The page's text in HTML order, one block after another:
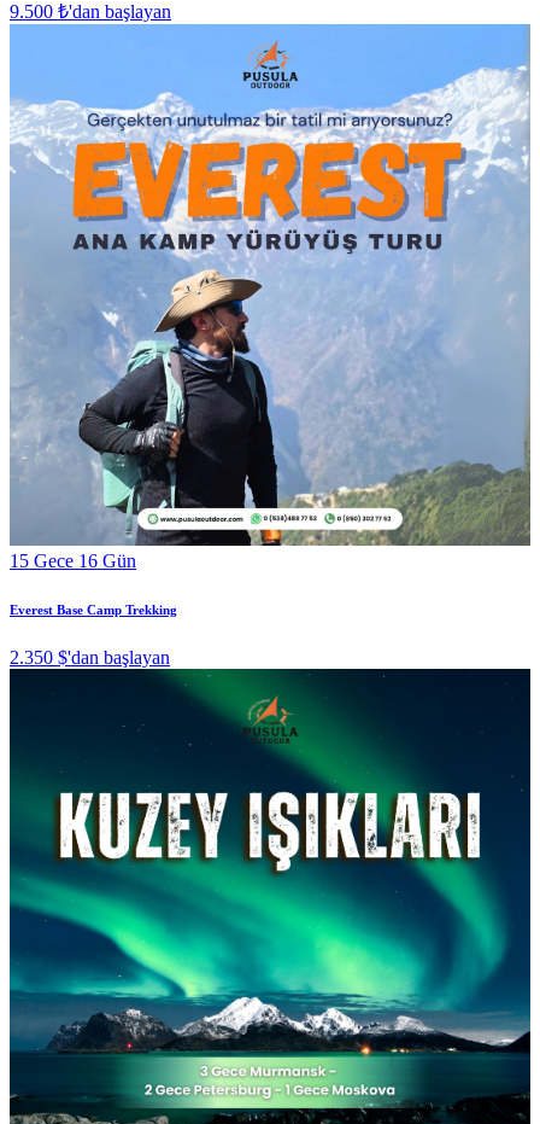
9.500 ₺'dan başlayan
15 Gece 16 Gün
Everest Base Camp Trekking
2.350 $'dan başlayan